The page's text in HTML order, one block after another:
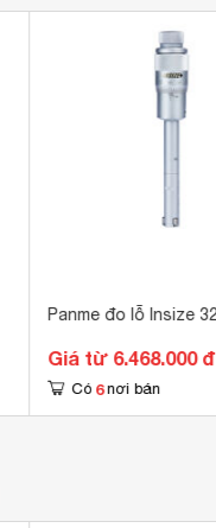
Panme đo lỗ Insize
Giá từ 6.468.000 đ
Có 6 nơi bán